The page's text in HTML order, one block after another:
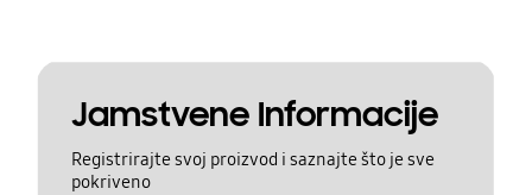
Jamstvene Informacije
Registrirajte svoj proizvod i saznajte što je sve
pokriveno